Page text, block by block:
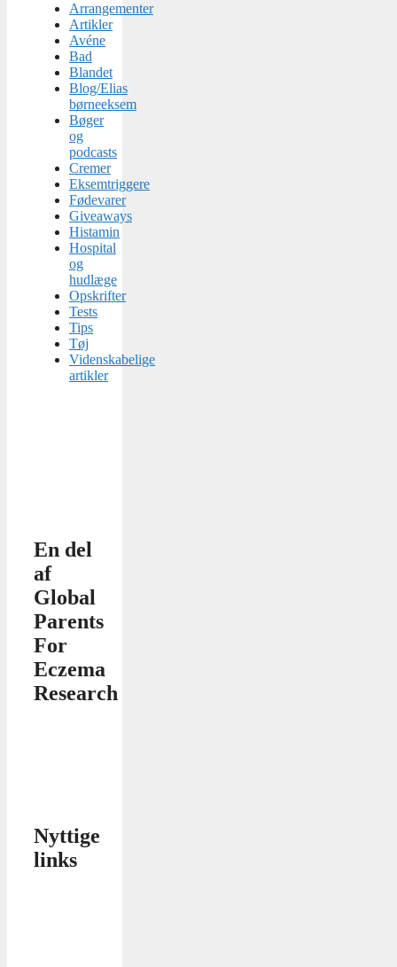
Arrangementer
Artikler
Avéne
Bad
Blandet
Blog/Elias
børneeksem
Bøger
og
podcasts
Cremer
Eksemtriggere
Fødevarer
Giveaways
Histamin
Hospital
og
hudlæge
Opskrifter
Tests
Tips
Tøj
Videnskabelige
artikler
En del
af
Global
Parents
For
Eczema
Research
Nyttige
links